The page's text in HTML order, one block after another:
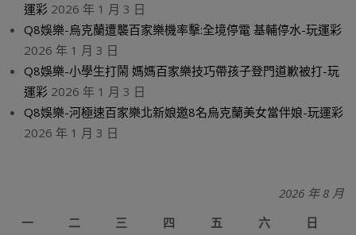
運彩 2026 年 1 月 3 日
Q8娛樂-烏克蘭遭襲百家樂機率擊:全境停電 基輔停水-玩運彩
2026 年 1 月 3 日
Q8娛樂-小學生打鬧 媽媽百家樂技巧帶孩子登門道歉被打-玩
運彩 2026 年 1 月 3 日
Q8娛樂-河極速百家樂北新娘邀8名烏克蘭美女當伴娘-玩運彩
2026 年 1 月 3 日
2026 年 8 月
一
二 三 四 五 六
日